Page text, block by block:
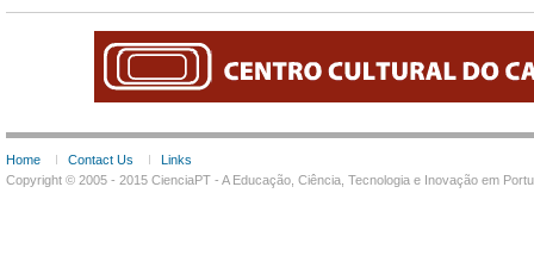
Home Contact Us
Links
Copyright © 2005 - 2015 CienciaPT - A Educação, Ciência, Tecnologia e Inovação em